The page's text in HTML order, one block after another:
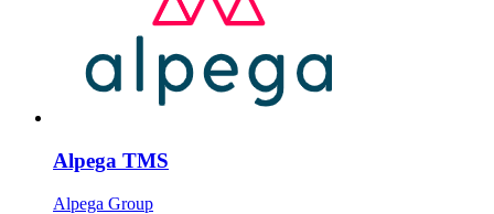
Alpega TMS
Alpega Group